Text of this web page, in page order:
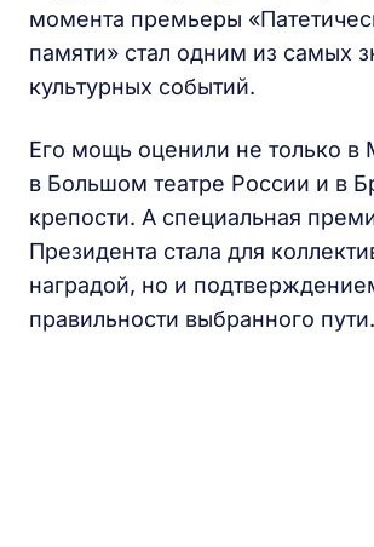
момента премьеры
памяти» стал одним из самых
культурных событий.
Его мощь оценили не только в
в Большом театре России и в
крепости. А специальная
Президента стала для
наградой, но и
правильности выбранного пути.